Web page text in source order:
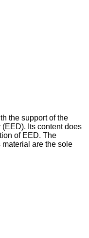
the support of the
Its content does
of EED. The
are the sole